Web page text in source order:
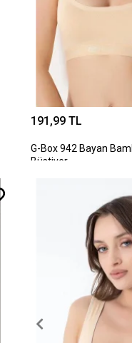
191,99 TL
G-Box 942 Bayan
Büstiyer